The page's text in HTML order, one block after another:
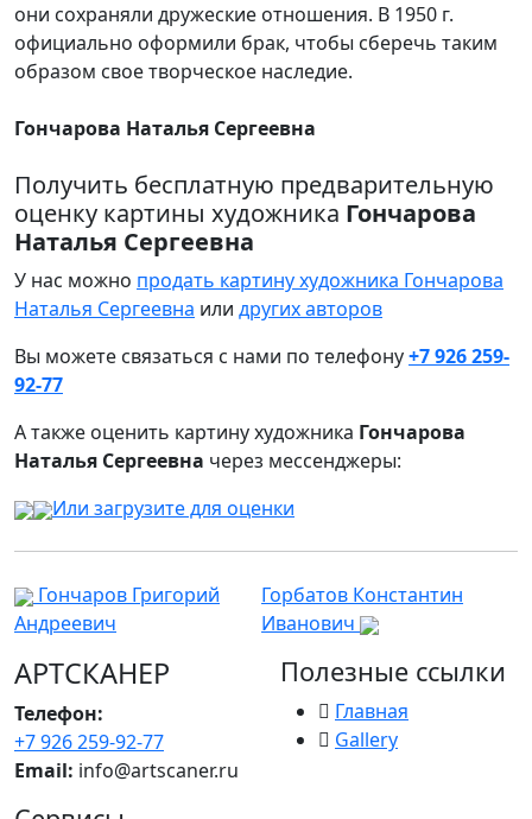
они сохраняли дружеские отношения. В 1950 г.
официально оформили брак, чтобы сберечь таким
образом свое творческое наследие.
Гончарова Наталья Сергеевна
Получить бесплатную предварительную
оценку картины художника Гончарова
Наталья Сергеевна
У нас можно продать картину художника Гончарова
Наталья Сергеевна или других авторов
Вы можете связаться с нами по телефону+7 926 259-
92-77
А также оценить картину художника Гончарова
Наталья Сергеевна через мессенджеры:
Или загрузите для оценки
Гончаров Григорий
Андреевич
Горбатов Константин
Иванович
АРТСКАНЕР
Телефон:
+7 926 259-92-77
Email: info@artscaner.ru
Полезные ссылки
Главная
Gallery